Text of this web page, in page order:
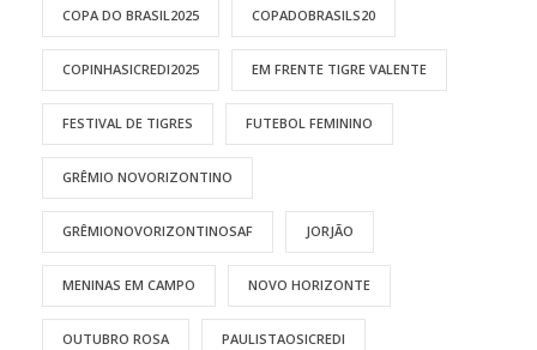
COPA DO BRASIL2025 COPADOBRASILS20
COPINHASICREDI2025 EM FRENTE TIGRE VALENTE
FESTIVAL DE TIGRES FUTEBOL FEMININO
GRÊMIO NOVORIZONTINO
GRÊMIONOVORIZONTINOSAF JORJÃO
MENINAS EM CAMPO NOVO HORIZONTE
OUTUBRO ROSA PAULISTAOSICREDI